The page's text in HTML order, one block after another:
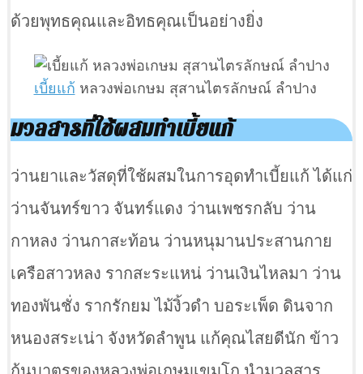
ด้วยพุทธคุณและอิทธคุณเป็นอย่างยิ่ง
เบี้ยแก้ หลวงพ่อเกษม สุสานไตรลักษณ์ ลำปาง
มวลสารที่ใช้ผสมทำเบี้ยแก้
ว่านยาและวัสดุที่ใช้ผสมในการอุดทำเบี้ยแก้ ได้แก่
ว่านจันทร์ขาว จันทร์แดง ว่านเพชรกลับ ว่าน
กาหลง ว่านกาสะท้อน ว่านหนุมานประสานกาย
เครือสาวหลง รากสะระแหน่ ว่านเงินไหลมา ว่าน
ทองพันชั่ง รากรักยม ไม้งิ้วดำ บอระเพ็ด ดินจาก
หนองสระเน่า จังหวัดลำพูน แก้คุณไสยดีนัก ข้าว